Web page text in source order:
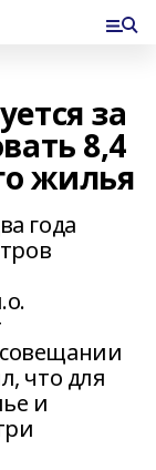
за
8,4
жилья
года
что для
и